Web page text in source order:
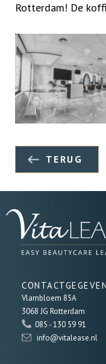
Rotterdam! De
TERUG
Vlambloem 85A
3068 JG Rotterdam
085 - 130 59 91
info@vitalease.nl